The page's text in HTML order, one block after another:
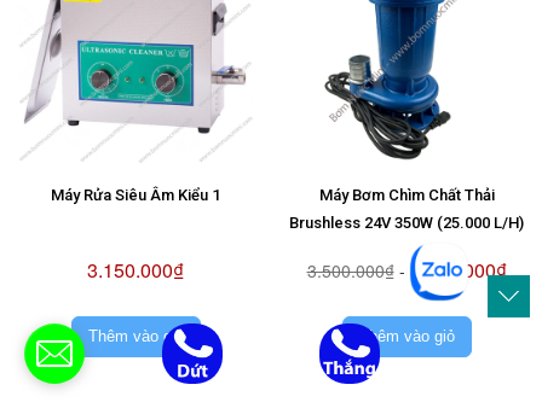
Máy Rửa Siêu Âm Kiểu 1
3.150.000₫
Thêm vào giỏ
Máy Bơm Chìm Chất Thải
Brushless 24V 350W (25.000 L/H)
3.500.000₫- 3.150.000₫
Thêm vào giỏ